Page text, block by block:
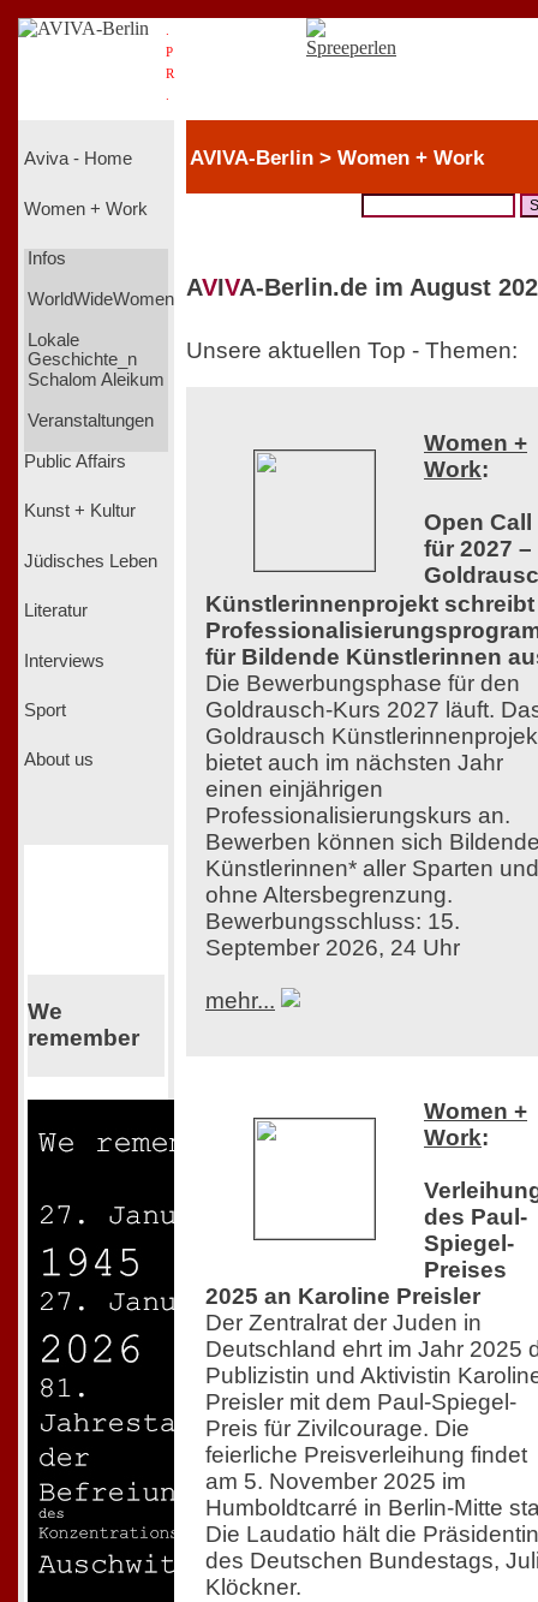
P
R
Aviva - Home
Women + Work
Infos
WorldWideWomen
Lokale
Geschichte_n
Schalom Aleikum
Veranstaltungen
Public Affairs
Kunst + Kultur
Jüdisches Leben
Literatur
Interviews
Sport
About us
We
remember
AVIVA-Berlin > Women + Work
AVIVA-Berlin.de im August
Unsere aktuellen Top - Themen:
Women +
Work:
Open Call
für 2027 –
Künstlerinnenprojekt schreibt
für Bildende Künstlerinnen
Die Bewerbungsphase für den
Goldrausch-Kurs 2027 läuft.
Goldrausch
bietet auch im nächsten Jahr
einen einjährigen
Professionalisierungskurs an.
Bewerben können sich
Künstlerinnen* aller Sparten und
ohne Altersbegrenzung.
Bewerbungsschluss: 15.
September 2026, 24 Uhr
mehr...
Women +
Work:
des Paul-
Spiegel-
Preises
2025 an Karoline Preisler
Der Zentralrat der Juden in
Deutschland ehrt im Jahr 2025
Publizistin und Aktivistin
Preisler mit dem Paul-Spiegel-
Preis für Zivilcourage. Die
feierliche Preisverleihung findet
am 5. November 2025 im
Humboldtcarré in Berlin-Mitte
Die Laudatio hält die Präsidentin
des Deutschen Bundestags,
Klöckner.